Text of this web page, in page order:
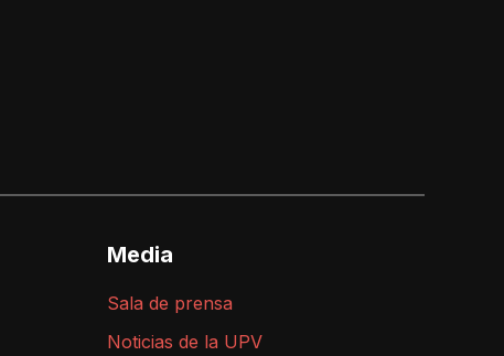
Media
Sala de prensa
Noticias de la UPV